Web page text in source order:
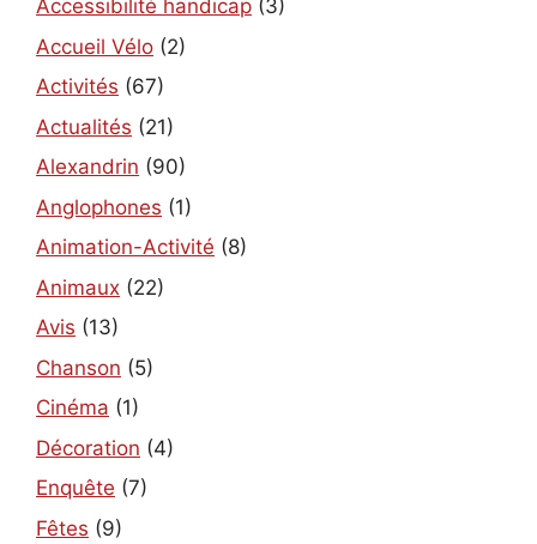
Accessibilité handicap (3)
Accueil Vélo (2)
Activités (67)
Actualités (21)
Alexandrin (90)
Anglophones (1)
Animation-Activité (8)
Animaux (22)
Avis (13)
Chanson (5)
Cinéma (1)
Décoration (4)
Enquête (7)
Fêtes (9)